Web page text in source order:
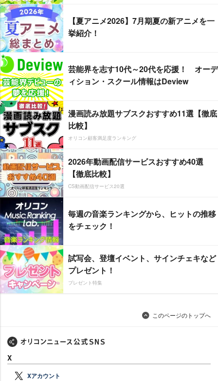
【夏アニメ2026】7月期夏の新アニメを一
挙紹介！
芸能界を志す10代～20代を応援！ オーデ
ィション・スクール情報はDeview
漫画読み放題サブスクおすすめ11選【徹底
比較】
オリコン顧客満足度ランキング
2026年動画配信サービスおすすめ40選
【徹底比較】
CS動画配信サービス20選
毎週の音楽ランキングから、ヒットの推移
をチェック！
試写会、登壇イベント、サインチェキなど
プレゼント！
プレゼント特集
このページのトップへ
X
Xアカウント